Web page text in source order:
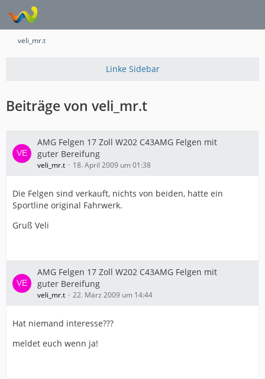
veli_mr.t
Beiträge von veli_mr.t
AMG Felgen 17 Zoll W202 C43AMG Felgen mit
guter Bereifung
veli_mr.t 18. April 2009 um 01:38
Die Felgen sind verkauft, nichts von beiden, hatte ein
Sportline original Fahrwerk.
Gruß Veli
AMG Felgen 17 Zoll W202 C43AMG Felgen mit
guter Bereifung
veli_mr.t 22. März 2009 um 14:44
Hat niemand interesse???
meldet euch wenn ja!